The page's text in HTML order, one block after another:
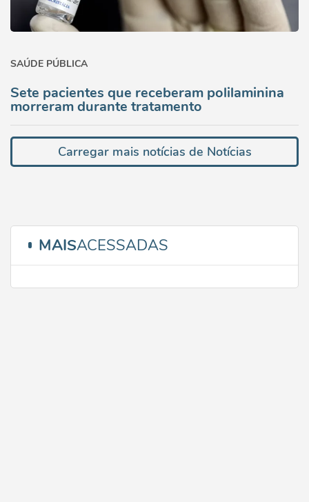
SAÚDE PÚBLICA
Sete pacientes que receberam polilaminina
morreram durante tratamento
Carregar mais notícias de Notícias
MAISACESSADAS